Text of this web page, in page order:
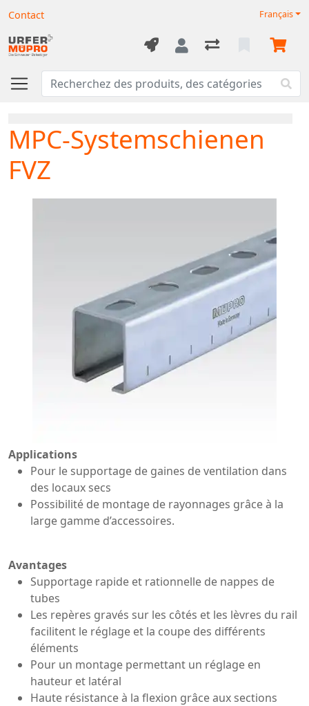
Contact Français
MPC-Systemschienen
FVZ
Applications
Pour le supportage de gaines de ventilation dans
des locaux secs
Possibilité de montage de rayonnages grâce à la
large gamme d’accessoires.
Avantages
Supportage rapide et rationnelle de nappes de
tubes
Les repères gravés sur les côtés et les lèvres du rail
facilitent le réglage et la coupe des différents
éléments
Pour un montage permettant un réglage en
hauteur et latéral
Haute résistance à la flexion grâce aux sections